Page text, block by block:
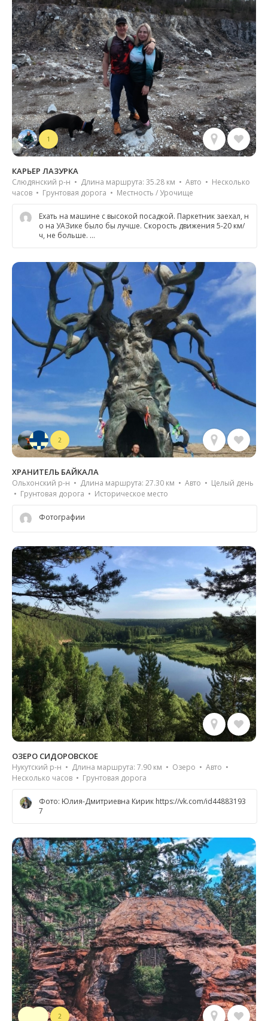
1
КАРЬЕР ЛАЗУРКА
Слюдянский р-н • Длина маршрута: 35.28 км • Авто • Несколько
часов • Грунтовая дорога • Местность / Урочище
Ехать на машине с высокой посадкой. Паркетник заехал, н
о на УАЗике было бы лучше. Скорость движения 5-20 км/
ч, не больше. …
2
ХРАНИТЕЛЬ БАЙКАЛА
Ольхонский р-н • Длина маршрута: 27.30 км • Авто • Целый день
• Грунтовая дорога • Историческое место
Фотографии
ОЗЕРО СИДОРОВСКОЕ
Нукутский р-н • Длина маршрута: 7.90 км • Озеро • Авто •
Несколько часов • Грунтовая дорога
Фото: Юлия-Дмитриевна Кирик https://vk.com/id44883193
7
2